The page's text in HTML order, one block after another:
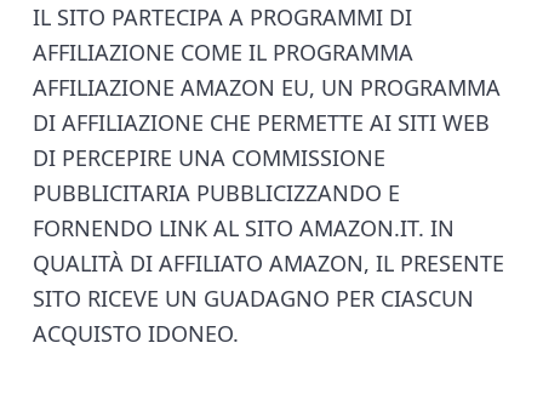
IL SITO PARTECIPA A PROGRAMMI DI
AFFILIAZIONE COME IL PROGRAMMA
AFFILIAZIONE AMAZON EU, UN PROGRAMMA
DI AFFILIAZIONE CHE PERMETTE AI SITI WEB
DI PERCEPIRE UNA COMMISSIONE
PUBBLICITARIA PUBBLICIZZANDO E
FORNENDO LINK AL SITO AMAZON.IT. IN
QUALITÀ DI AFFILIATO AMAZON, IL PRESENTE
SITO RICEVE UN GUADAGNO PER CIASCUN
ACQUISTO IDONEO.